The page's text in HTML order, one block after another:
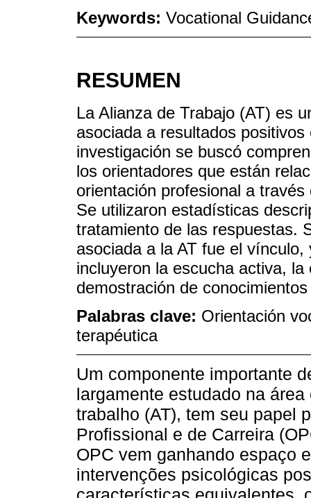
Keywords: Vocational
RESUMEN
La Alianza de Trabajo (AT) es
asociada a resultados
investigación se buscó
los orientadores que están
orientación profesional a
Se utilizaron estadísticas
tratamiento de las respuestas.
asociada a la AT fue el
incluyeron la escucha activa,
demostración de
Palabras clave: Orientación
terapéutica
Um componente importante
largamente estudado na
trabalho (AT), tem seu papel
Profissional e de Carreira
OPC vem ganhando espaço
intervenções psicológicas